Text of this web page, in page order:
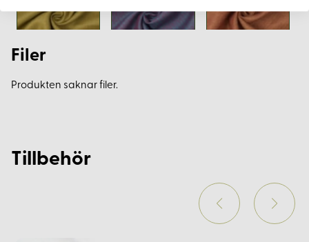
Filer
Produkten saknar filer.
Tillbehör